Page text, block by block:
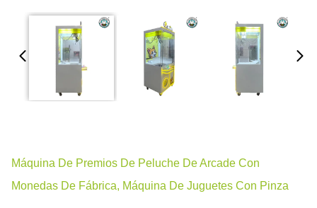
Máquina De Premios De Peluche De Arcade Con
Monedas De Fábrica, Máquina De Juguetes Con Pinza